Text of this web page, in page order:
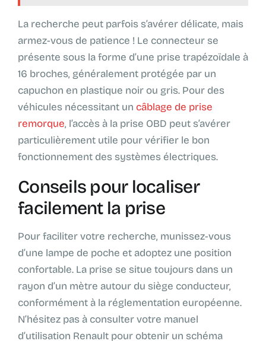
La recherche peut parfois s’avérer délicate, mais
armez-vous de patience ! Le connecteur se
présente sous la forme d’une prise trapézoïdale à
16 broches, généralement protégée par un
capuchon en plastique noir ou gris. Pour des
véhicules nécessitant un câblage de prise
remorque, l’accès à la prise OBD peut s’avérer
particulièrement utile pour vérifier le bon
fonctionnement des systèmes électriques.
Conseils pour localiser
facilement la prise
Pour faciliter votre recherche, munissez-vous
d’une lampe de poche et adoptez une position
confortable. La prise se situe toujours dans un
rayon d’un mètre autour du siège conducteur,
conformément à la réglementation européenne.
N’hésitez pas à consulter votre manuel
d’utilisation Renault pour obtenir un schéma